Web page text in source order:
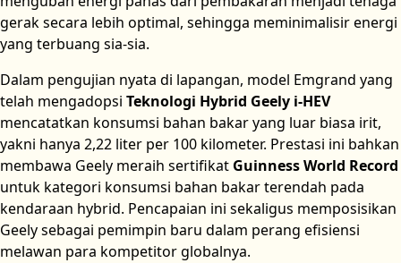
gerak secara lebih optimal, sehingga meminimalisir energi
yang terbuang sia-sia.
Dalam pengujian nyata di lapangan, model Emgrand yang
telah mengadopsi Teknologi Hybrid Geely i-HEV
mencatatkan konsumsi bahan bakar yang luar biasa irit,
yakni hanya 2,22 liter per 100 kilometer. Prestasi ini bahkan
membawa Geely meraih sertifikat Guinness World Record
untuk kategori konsumsi bahan bakar terendah pada
kendaraan hybrid. Pencapaian ini sekaligus memposisikan
Geely sebagai pemimpin baru dalam perang efisiensi
melawan para kompetitor globalnya.